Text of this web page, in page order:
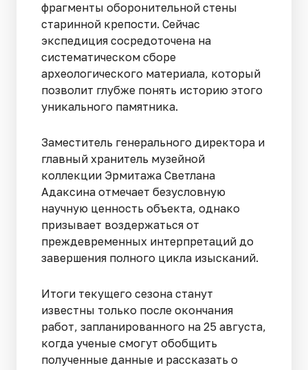
фрагменты оборонительной стены
старинной крепости. Сейчас
экспедиция сосредоточена на
систематическом сборе
археологического материала, который
позволит глубже понять историю этого
уникального памятника.
Заместитель генерального директора и
главный хранитель музейной
коллекции Эрмитажа Светлана
Адаксина отмечает безусловную
научную ценность объекта, однако
призывает воздержаться от
преждевременных интерпретаций до
завершения полного цикла изысканий.
Итоги текущего сезона станут
известны только после окончания
работ, запланированного на 25 августа,
когда ученые смогут обобщить
полученные данные и рассказать о